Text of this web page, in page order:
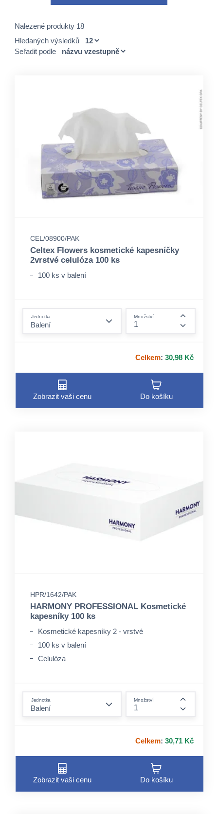
Nalezené produkty 18
Hledaných výsledků
Seřadit podle
CEL/08900/PAK
Celtex Flowers kosmetické kapesníčky
2vrstvé celulóza 100 ks
100 ks v balení
Jednotka Množství
Celkem: 30,98 Kč
Zobrazit vaši cenu Do košíku
HPR/1642/PAK
HARMONY PROFESSIONAL Kosmetické
kapesníky 100 ks
Kosmetické kapesníky 2 - vrstvé
100 ks v balení
Celulóza
Jednotka Množství
Celkem: 30,71 Kč
Zobrazit vaši cenu Do košíku